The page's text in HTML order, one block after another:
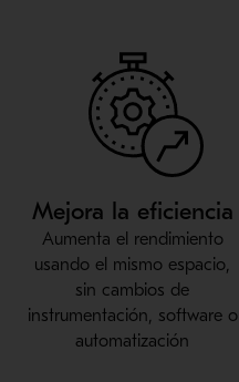
Mejora la eficiencia
Aumenta el rendimiento
usando el mismo espacio,
sin cambios de
instrumentación, software o
automatización